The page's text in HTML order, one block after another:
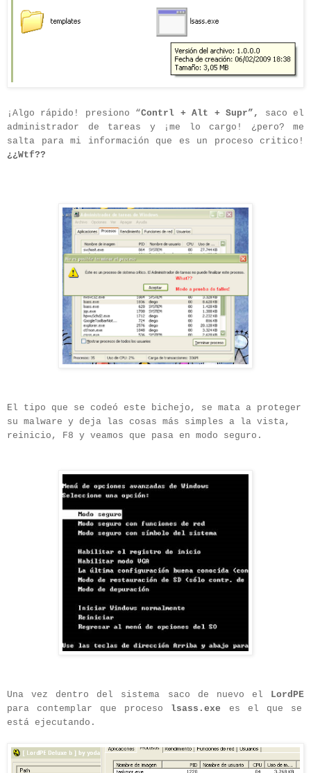
¡Algo rápido! presiono “Contrl + Alt + Supr”,
saco el
administrador de tareas y ¡me lo cargo! ¿pero? me
salta para mi información que es un proceso critico!
¿¿Wtf??
El tipo que se codeó este bichejo, se mata a proteger
su malware y deja las cosas más simples a la vista,
reinicio, F8 y veamos que pasa en modo seguro.
Una vez dentro del sistema saco de nuevo el LordPE
para contemplar que proceso lsass.exe es el que se
está ejecutando.